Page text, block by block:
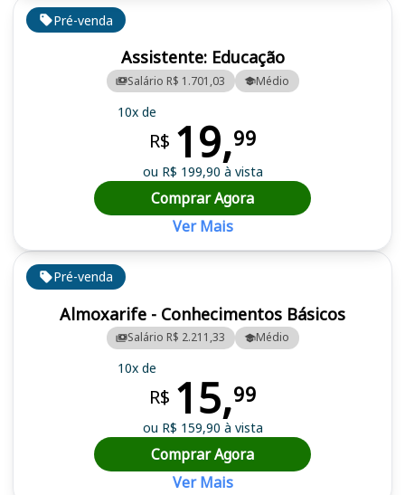
Pré-venda
Almoxarife - Conhecimentos Básicos
Salário R$ 2.211,33 Médio
10x de
R$ 15,99
ou R$ 159,90 à vista
Comprar Agora
Ver Mais
Pré-venda
Assistente: Educação
Salário R$ 1.701,03 Médio
10x de
R$ 19,99
ou R$ 199,90 à vista
Comprar Agora
Ver Mais